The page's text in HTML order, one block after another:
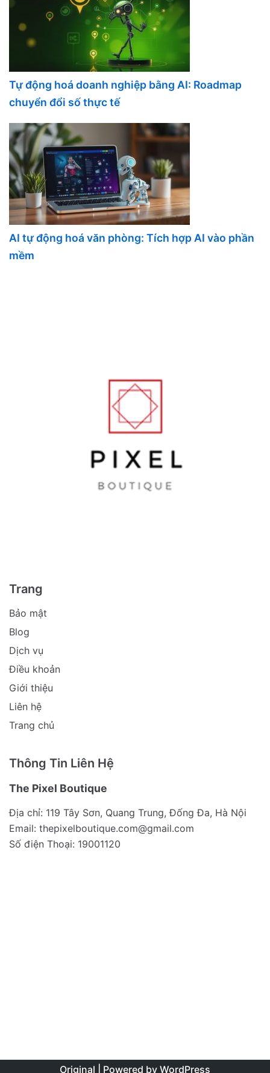
Tự động hoá doanh nghiệp bằng AI: Roadmap
chuyển đổi số thực tế
AI tự động hoá văn phòng: Tích hợp AI vào phần
mềm
Trang
Bảo mật
Blog
Dịch vụ
Điều khoản
Giới thiệu
Liên hệ
Trang chủ
Thông Tin Liên Hệ
The Pixel Boutique
Địa chỉ: 119 Tây Sơn, Quang Trung, Đống Đa, Hà Nội
Email: thepixelboutique.com@gmail.com
Số điện Thoại: 19001120
Original | Powered by WordPress